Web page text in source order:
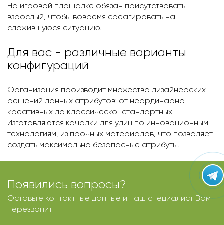
На игровой площадке обязан присутствовать
взрослый, чтобы вовремя среагировать на
сложившуюся ситуацию.
Для вас - различные варианты
конфигураций
Организация производит множество дизайнерских
решений данных атрибутов: от неординарно-
креативных до классическо-стандартных.
Изготовляются качалки для улиц по инновационным
технологиям, из прочных материалов, что позволяет
создать максимально безопасные атрибуты.
Появились вопросы?
Оставьте контактные данные и наш специалист Вам
перезвонит